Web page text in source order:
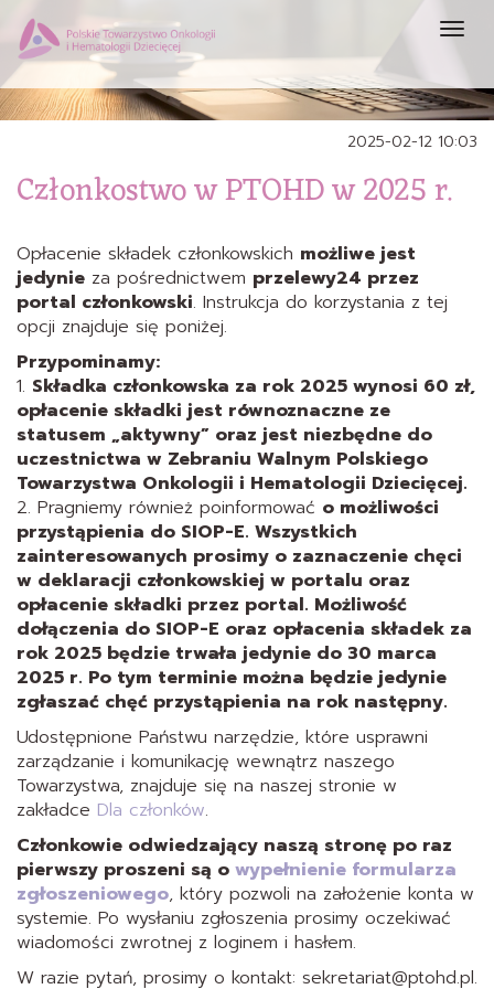
2025-02-12 10:03
Członkostwo w PTOHD w 2025 r.
Opłacenie składek członkowskich możliwe jest
jedynie za pośrednictwem przelewy24 przez
portal członkowski. Instrukcja do korzystania z tej
opcji znajduje się poniżej.
Przypominamy:
1. Składka członkowska za rok 2025 wynosi 60 zł,
opłacenie składki jest równoznaczne ze
statusem „aktywny” oraz jest niezbędne do
uczestnictwa w Zebraniu Walnym Polskiego
Towarzystwa Onkologii i Hematologii Dziecięcej.
2. Pragniemy również poinformować o możliwości
przystąpienia do SIOP-E. Wszystkich
zainteresowanych prosimy o zaznaczenie chęci
w deklaracji członkowskiej w portalu oraz
opłacenie składki przez portal. Możliwość
dołączenia do SIOP-E oraz opłacenia składek za
rok 2025 będzie trwała jedynie do 30 marca
2025 r. Po tym terminie można będzie jedynie
zgłaszać chęć przystąpienia na rok następny.
Udostępnione Państwu narzędzie, które usprawni
zarządzanie i komunikację wewnątrz naszego
Towarzystwa, znajduje się na naszej stronie w
zakładce Dla członków.
Członkowie odwiedzający naszą stronę po raz
pierwszy proszeni są o wypełnienie formularza
zgłoszeniowego, który pozwoli na założenie konta w
systemie. Po wysłaniu zgłoszenia prosimy oczekiwać
wiadomości zwrotnej z loginem i hasłem.
W razie pytań, prosimy o kontakt: sekretariat@ptohd.pl.